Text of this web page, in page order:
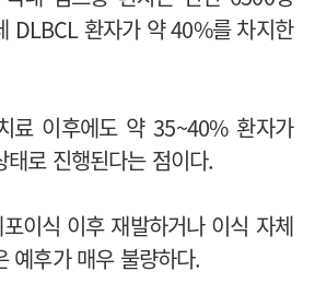
DLBCL 환자가 약 40%를 차지한
료 이후에도 약 35~40% 환자가
로 진행된다는 점이다.
이식 이후 재발하거나 이식 자체
예후가 매우 불량하다.